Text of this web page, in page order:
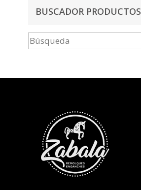
BUSCADOR PRODUCTOS